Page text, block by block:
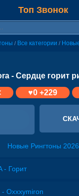
Топ Звонок
/ Все категории /
- Сердце горит
♥0+229
Новые Рингтоны 2026
- Горит
Oxxxymiron